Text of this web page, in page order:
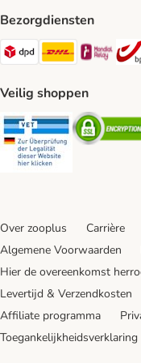
Bezorgdiensten
Dpd Shipping
DHL
Veilig shoppen
Security
Over zooplus Carrière
Algemene Voorwaarden
Hier de overeenkomst
Levertijd & Verzendkosten
Affiliate programma
Toegankelijkheidsverklaring